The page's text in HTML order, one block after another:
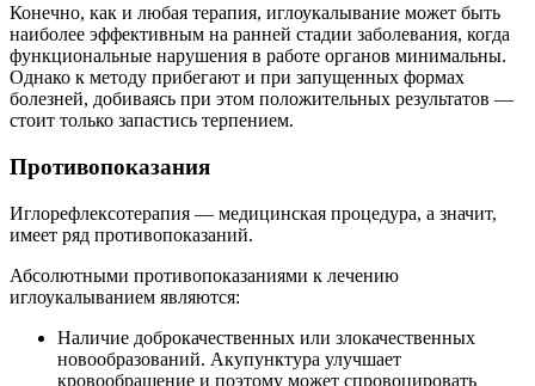
Конечно, как и любая терапия, иглоукалывание может быть
наиболее эффективным на ранней стадии заболевания, когда
функциональные нарушения в работе органов минимальны.
Однако к методу прибегают и при запущенных формах
болезней, добиваясь при этом положительных результатов —
стоит только запастись терпением.
Противопоказания
Иглорефлексотерапия — медицинская процедура, а значит,
имеет ряд противопоказаний.
Абсолютными противопоказаниями к лечению
иглоукалыванием являются:
Наличие доброкачественных или злокачественных
новообразований. Акупунктура улучшает
кровообращение и поэтому может спровоцировать